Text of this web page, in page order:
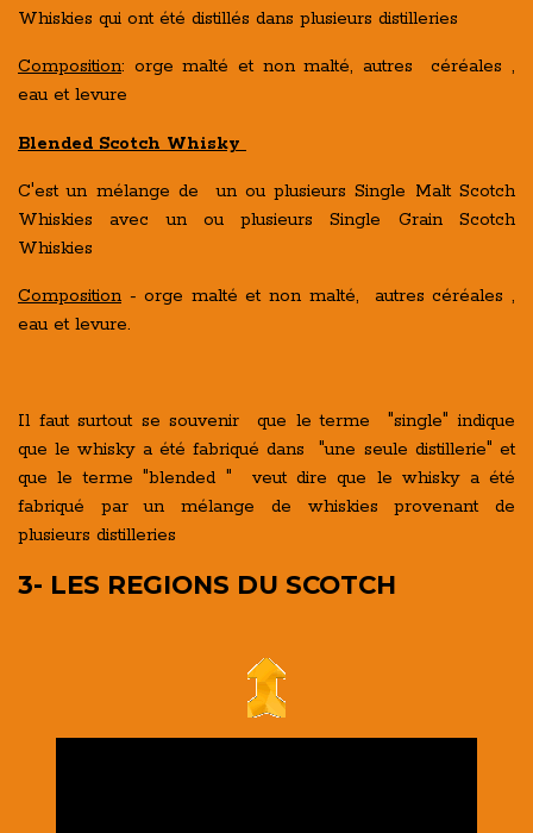
Whiskies qui ont été distillés dans plusieurs distilleries
Composition: orge malté et non malté, autres céréales ,
eau et levure
Blended Scotch Whisky
C'est un mélange de un ou plusieurs Single Malt Scotch
Whiskies avec un ou plusieurs Single Grain Scotch
Whiskies
Composition - orge malté et non malté, autres céréales ,
eau et levure.
Il faut surtout se souvenir que le terme "single" indique
que le whisky a été fabriqué dans "une seule distillerie" et
que le terme "blended " veut dire que le whisky a été
fabriqué par un mélange de whiskies provenant de
plusieurs distilleries
3- LES REGIONS DU SCOTCH